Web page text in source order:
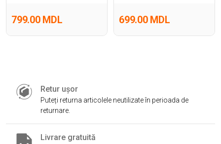
799.00 MDL 699.00 MDL
Retur ușor
Puteți returna articolele neutilizate în perioada de
returnare.
Livrare gratuită